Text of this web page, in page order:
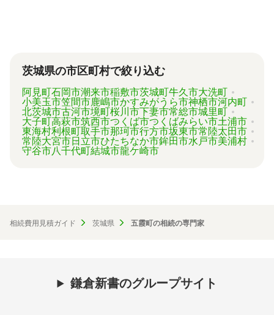
ずは見積を取り寄せてみましょう。
茨城県の市区町村で絞り込む
阿見町石岡市潮来市稲敷市茨城町牛久市大洗町
小美玉市笠間市鹿嶋市かすみがうら市神栖市河内町
北茨城市古河市境町桜川市下妻市常総市城里町
大子町高萩市筑西市つくば市つくばみらい市土浦市
東海村利根町取手市那珂市行方市坂東市常陸太田市
常陸大宮市日立市ひたちなか市鉾田市水戸市美浦村
守谷市八千代町結城市龍ケ崎市
相続費用見積ガイド 茨城県 五霞町の相続の専門家
鎌倉新書のグループサイト